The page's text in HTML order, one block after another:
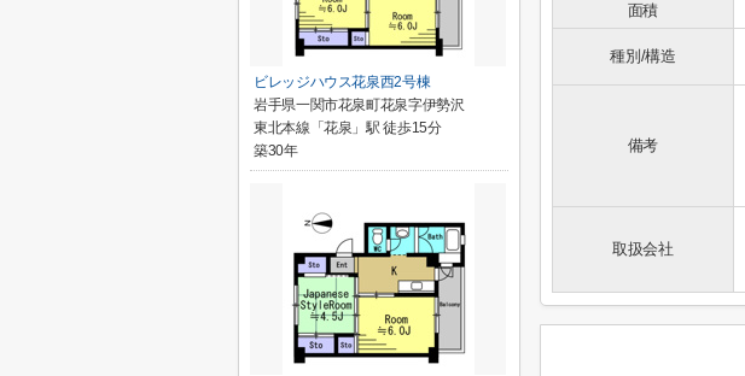
面積
種別/構造
備考
取扱会社
ビレッジハウス花泉西2号棟
岩手県一関市花泉町花泉字伊勢沢
東北本線「花泉」駅 徒歩15分
築30年